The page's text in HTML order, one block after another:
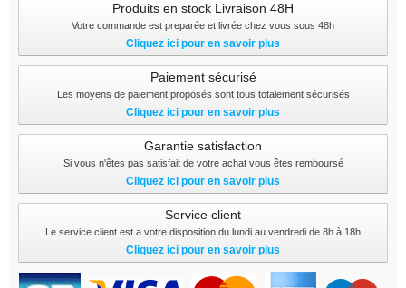
Produits en stock Livraison 48H
Votre commande est preparée et livrée chez vous sous 48h
Cliquez ici pour en savoir plus
Paiement sécurisé
Les moyens de paiement proposés sont tous totalement sécurisés
Cliquez ici pour en savoir plus
Garantie satisfaction
Si vous n'êtes pas satisfait de votre achat vous êtes remboursé
Cliquez ici pour en savoir plus
Service client
Le service client est a votre disposition du lundi au vendredi de 8h à 18h
Cliquez ici pour en savoir plus